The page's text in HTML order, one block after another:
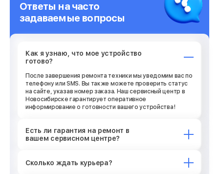
Ответы на часто
задаваемые вопросы
Как я узнаю, что мое устройство
готово?
После завершения ремонта техники мы уведомим вас по
телефону или SMS. Вы также можете проверить статус
на сайте, указав номер заказа. Наш сервисный центр в
Новосибирске гарантирует оперативное
информирование о готовности вашего устройства!
Есть ли гарантия на ремонт в
вашем сервисном центре?
Сколько ждать курьера?